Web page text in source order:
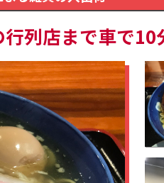
列店まで車で10